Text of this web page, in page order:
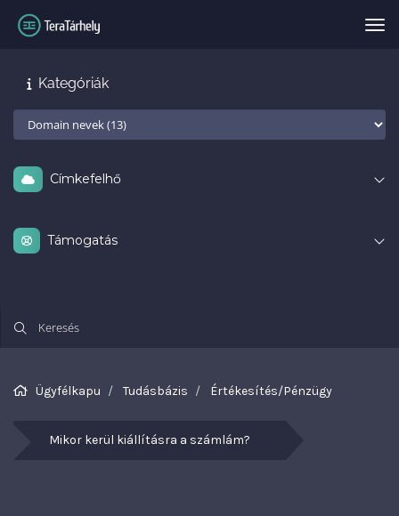
Kategóriák
Címkefelhő
Támogatás
Ügyfélkapu Tudásbázis Értékesítés/Pénzügy
Mikor kerül kiállításra a számlám?